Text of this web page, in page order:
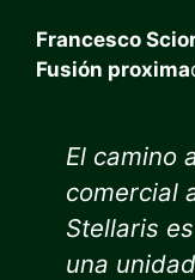
Francesco
Fusión proxima
El camino
comercial
Stellaris
una